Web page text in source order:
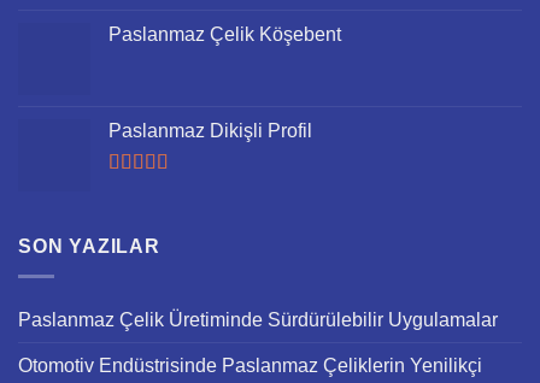
Paslanmaz Çelik Köşebent
Paslanmaz Dikişli Profil
SON YAZILAR
Paslanmaz Çelik Üretiminde Sürdürülebilir Uygulamalar
Otomotiv Endüstrisinde Paslanmaz Çeliklerin Yenilikçi